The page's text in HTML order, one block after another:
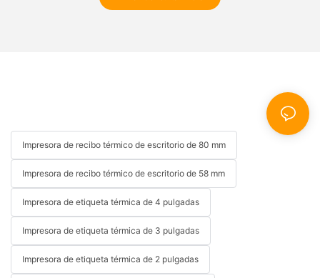
Impresora de recibo térmico de escritorio de 80 mm
Impresora de recibo térmico de escritorio de 58 mm
Impresora de etiqueta térmica de 4 pulgadas
Impresora de etiqueta térmica de 3 pulgadas
Impresora de etiqueta térmica de 2 pulgadas